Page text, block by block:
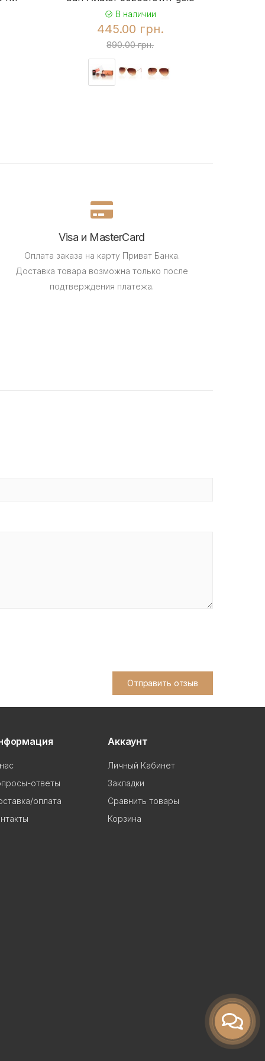
В наличии
445.00 грн.
890.00 грн.
Visa и MasterCard
Оплата заказа на карту Приват Банка.
Доставка товара возможна только после
подтверждения платежа.
Отправить отзыв
ответы
оплата
Аккаунт
Личный Кабинет
Закладки
Сравнить товары
Корзина